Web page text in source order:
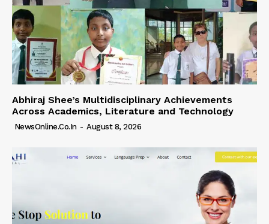
Abhiraj Shee’s Multidisciplinary Achievements
Across Academics, Literature and Technology
NewsOnline.co.in - August 8, 2026